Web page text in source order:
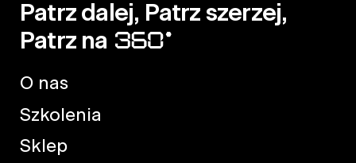
Patrz dalej, Patrz szerzej,
Patrz na
O nas
Szkolenia
Sklep